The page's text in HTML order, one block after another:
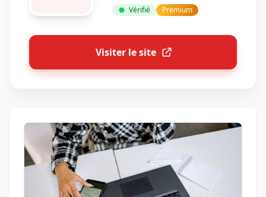
Vérifié Premium
Visiter le site